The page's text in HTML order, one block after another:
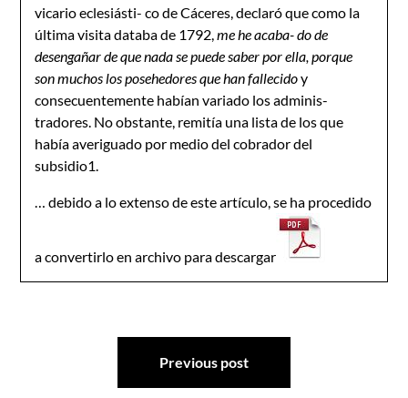
vicario eclesiásti- co de Cáceres, declaró que como la
última visita databa de 1792,me he acaba- do de
desengañar de que nada se puede saber por ella, porque
son muchos los posehedores que han fallecidoy
consecuentemente habían variado los adminis-
tradores. No obstante, remitía una lista de los que
había averiguado por medio del cobrador del
subsidio1.
… debido a lo extenso de este artículo, se ha procedido
a convertirlo en archivo para descargar
Navegación
Previous post